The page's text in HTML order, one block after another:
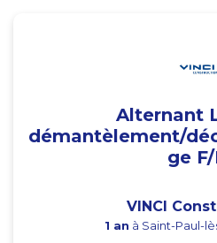
Alternant
démantèlement/
ge
VINCI
1 an à Saint-Paul-